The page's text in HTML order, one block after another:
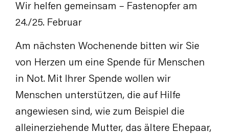
Wir helfen gemeinsam – Fastenopfer am
24./25. Februar
Am nächsten Wochenende bitten wir Sie
von Herzen um eine Spende für Menschen
in Not. Mit Ihrer Spende wollen wir
Menschen unterstützen, die auf Hilfe
angewiesen sind, wie zum Beispiel die
alleinerziehende Mutter, das ältere Ehepaar,